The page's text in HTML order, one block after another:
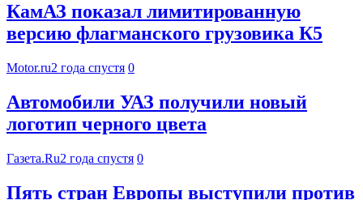
КамАЗ показал лимитированную
версию флагманского грузовика К5
Motor.ru2 года спустя 0
Автомобили УАЗ получили новый
логотип черного цвета
Газета.Ru2 года спустя 0
Пять стран Европы выступили против